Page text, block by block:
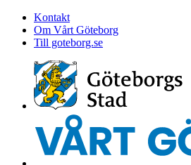
Kontakt
Om Vårt Göteborg
Till goteborg.se